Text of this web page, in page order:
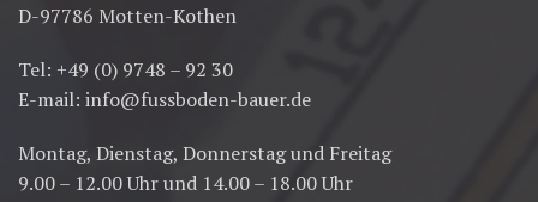
D-97786 Motten-Kothen
Tel: +49 (0) 9748 – 92 30
E-mail: info@fussboden-bauer.de
Montag, Dienstag, Donnerstag und Freitag
9.00 – 12.00 Uhr und 14.00 – 18.00 Uhr